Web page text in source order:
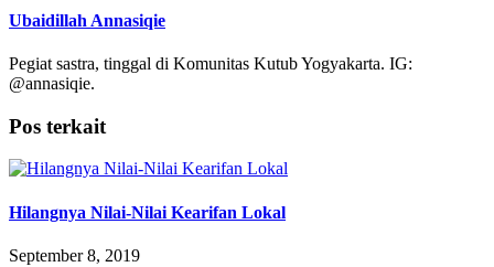
Ubaidillah Annasiqie
Pegiat sastra, tinggal di Komunitas Kutub Yogyakarta. IG:
@annasiqie.
Pos terkait
Hilangnya Nilai-Nilai Kearifan Lokal
September 8, 2019